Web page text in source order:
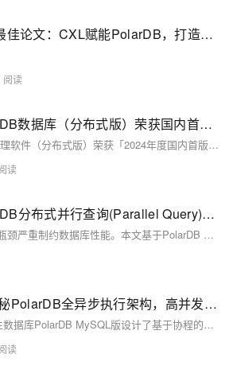
附下载｜SIGMOD最佳论文：CXL赋能PolarDB，打造新一代分布式内存池
喜报｜阿里云PolarDB数据库（分布式版）荣获国内首台（套）产品奖项
阿里云PolarDB数据库管理软件（分布式版）荣获「2024年度国内首版次软件」称号，并跻身《2024年度浙江省首台（套）推广应用典型案例》。
突破IO瓶颈：PolarDB分布式并行查询(Parallel Query)深度调优手册
在海量数据处理中，I/O瓶颈严重制约数据库性能。本文基于PolarDB MySQL 8.0.32版本，深入解析分布式并行查询技术如何提升CPU利用率至86.7%、IO吞吐达8.5GB/s，并结合20+实战案例，系统讲解并行架构、执行计划优化、资源调优与故障排查方法，助力实现高性能数据分析。
Super MySQL｜揭秘PolarDB全异步执行架构，高并发场景性能利器
阿里云瑶池旗下的云原生数据库PolarDB MySQL版设计了基于协程的全异步执行架构，实现鉴权、事务提交、锁等待等核心逻辑的异步化执行，这是业界首个真正意义上实现全异步执行架构的MySQL数据库产品，显著提升了PolarDB MySQL的高并发处理能力，其中通用写入性能提升超过70%，长尾延迟降低60%以上。